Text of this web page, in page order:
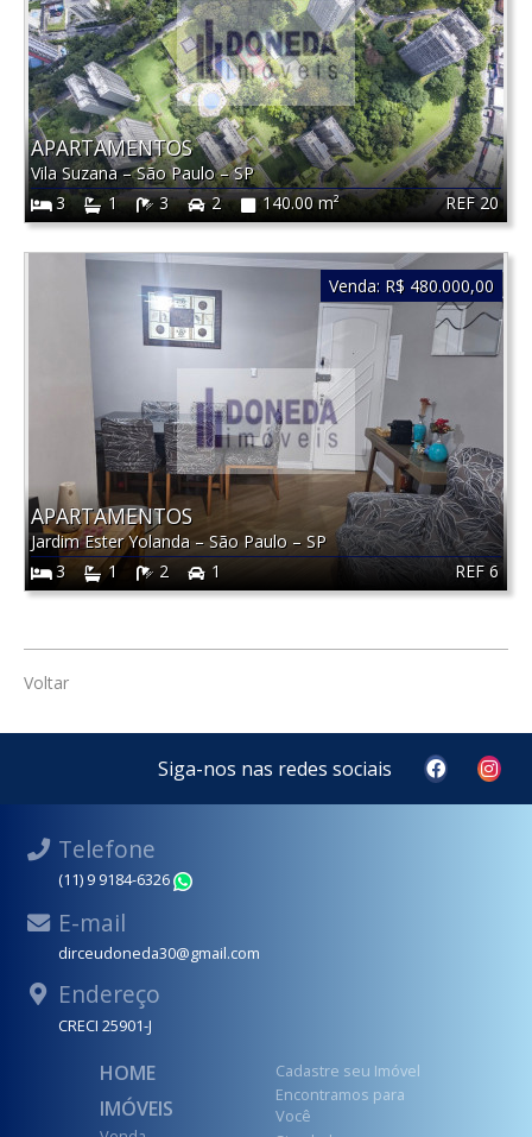
REF 20
APARTAMENTOS
Vila Suzana–São Paulo–SP
3
1 3 2 140.00 m²
REF 6
APARTAMENTOS
Jardim Ester Yolanda –São Paulo – SP
3
1 2 1
Venda: R$ 480.000,00
Voltar
Siga-nos nas redes sociais
Telefone
(11) 9 9184-6326
E-mail
dirceudoneda30@gmail.com
Endereço
CRECI 25901-J
HOME
IMÓVEIS
Cadastre seu Imóvel
Encontramos para
Você